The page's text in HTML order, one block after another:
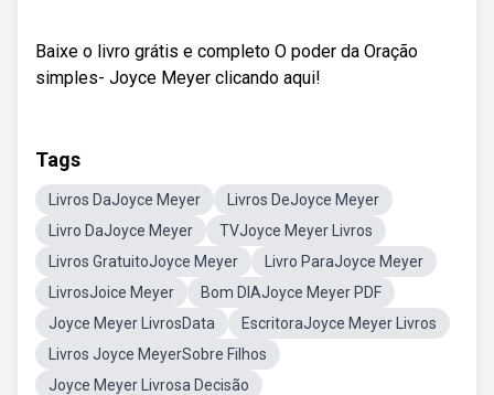
Baixe o livro grátis e completo O poder da Oração
simples- Joyce Meyer clicando aqui!
Tags
Livros DaJoyce Meyer
Livros DeJoyce Meyer
Livro DaJoyce Meyer
TVJoyce Meyer Livros
Livros GratuitoJoyce Meyer
Livro ParaJoyce Meyer
LivrosJoice Meyer
Bom DIAJoyce Meyer PDF
Joyce Meyer LivrosData
EscritoraJoyce Meyer Livros
Livros Joyce MeyerSobre Filhos
Joyce Meyer Livrosa Decisão